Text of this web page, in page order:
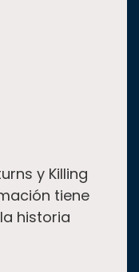
y Killing
tiene
historia